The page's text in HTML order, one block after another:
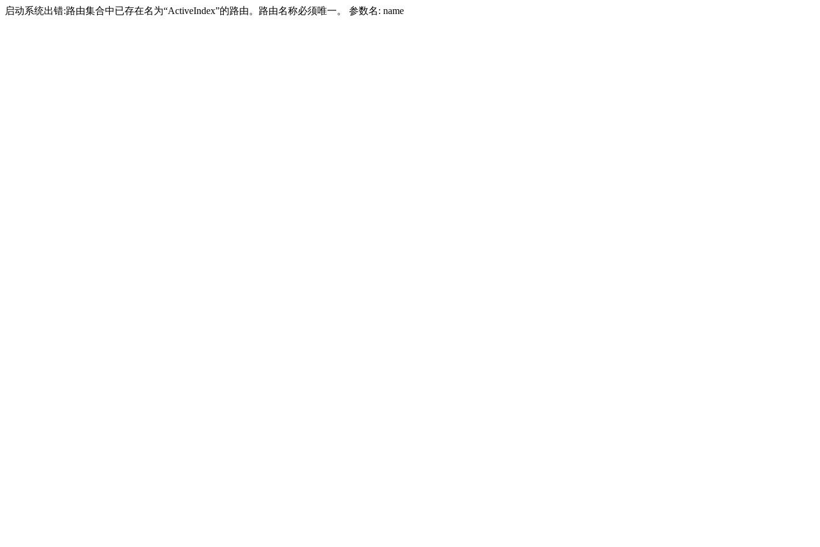
启动系统出错:路由集合中已存在名为“ActiveIndex”的路由。路由名称必须唯一。 参数名: name